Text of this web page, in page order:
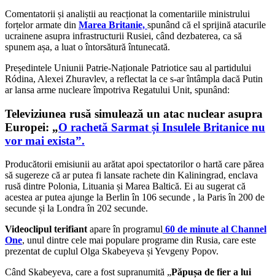
Comentatorii și analiștii au reacționat la comentariile ministrului
forțelor armate din Marea Britanie, spunând că el sprijină atacurile
ucrainene asupra infrastructurii Rusiei, când dezbaterea, ca să
spunem așa, a luat o întorsătură întunecată.
Președintele Uniunii Patrie-Naționale Patriotice sau al partidului
Ródina, Alexei Zhuravlev, a reflectat la ce s-ar întâmpla dacă Putin
ar lansa arme nucleare împotriva Regatului Unit, spunând:
Televiziunea rusă simulează un atac nuclear asupra
Europei: „O rachetă Sarmat și Insulele Britanice nu
vor mai exista”.
Producătorii emisiunii au arătat apoi spectatorilor o hartă care părea
să sugereze că ar putea fi lansate rachete din Kaliningrad, enclava
rusă dintre Polonia, Lituania și Marea Baltică. Ei au sugerat că
acestea ar putea ajunge la Berlin în 106 secunde , la Paris în 200 de
secunde și la Londra în 202 secunde.
Videoclipul terifiant apare în programul 60 de minute al Channel
One, unul dintre cele mai populare programe din Rusia, care este
prezentat de cuplul Olga Skabeyeva și Yevgeny Popov.
Când Skabeyeva, care a fost supranumită „Păpușa de fier a lui